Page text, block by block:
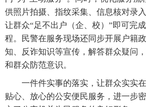
供照片拍摄、指纹采集、信息核对录
让群众“足不出户（企、校）”即可完
程。民警在服务现场还同步开展户籍
知、反诈知识等宣传，解答群众疑问
和群众防范意识。
一件件实事的落实，让群众实实在
贴心、放心的公安便民服务，进一步